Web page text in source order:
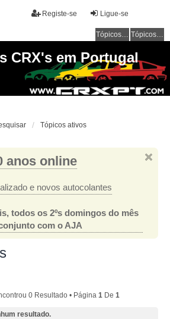
Ligue-se
Registe-se
Tópicos sem resposta Tópicos ativos
CRX's em Portugal
Tópicos ativos
anos online
e novos autocolantes
todos os 2ºs domingos do mês
com o AJA
0 Resultado • Página 1De 1
resultado.